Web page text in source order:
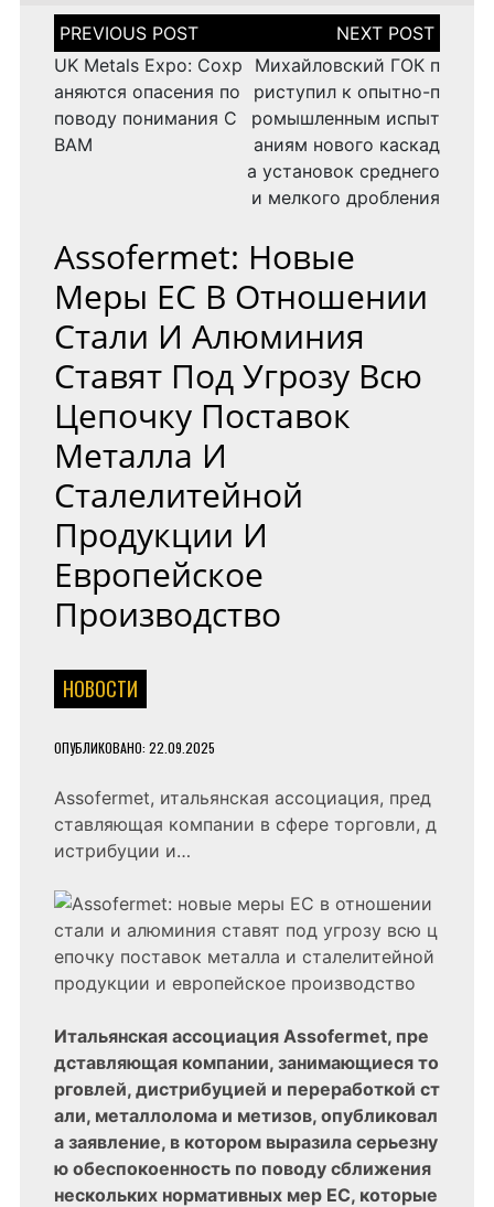
Н
а
в
и
г
а
ц
з
а
п
и
с
м
UK Metals Expo: Сохр
аняются опасения по
поводу понимания C
BAM
Михайловский ГОК п
риступил к опытно-п
ромышленным испыт
аниям нового каскад
а установок среднего
и мелкого дробления
Assofermet: Новые
Меры ЕС В Отношении
Стали И Алюминия
Ставят Под Угрозу Всю
Цепочку Поставок
Металла И
Сталелитейной
Продукции И
Европейское
Производство
НОВОСТИ
ОПУБЛИКОВАНО: 22.09.2025
Assofermet, итальянская ассоциация, пред
ставляющая компании в сфере торговли, д
истрибуции и…
Итальянская ассоциация Assofermet, пре
дставляющая компании, занимающиеся то
рговлей, дистрибуцией и переработкой ст
али, металлолома и метизов, опубликовал
а заявление, в котором выразила серьезну
ю обеспокоенность по поводу сближения
нескольких нормативных мер ЕС, которые